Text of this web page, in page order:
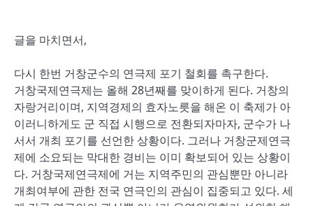
글을 마치면서,
다시 한번 거창군수의 연극제 포기 철회를 촉구한다.
거창국제연극제는 올해 28년째를 맞이하게 된다. 거창의
자랑거리이며, 지역경제의 효자노릇을 해온 이 축제가 아
이러니하게도 군 직접 시행으로 전환되자마자, 군수가 나
서서 개최 포기를 선언한 상황이다. 그러나 거창군제연극
제에 소요되는 막대한 경비는 이미 확보되어 있는 상황이
다. 거창국제연극제에 거는 지역주민의 관심뿐만 아니라
개최여부에 관한 전국 연극인의 관심이 집중되고 있다. 세